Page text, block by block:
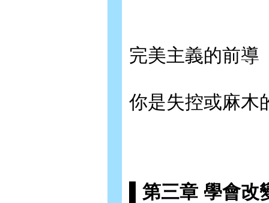
完美主義的前導
你是失控或麻木
▌第三章 學會改